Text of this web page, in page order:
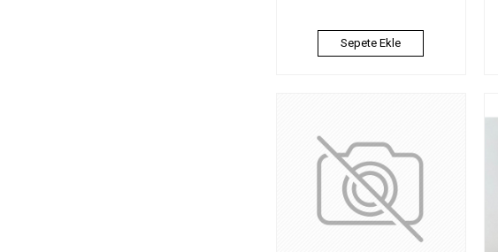
Sepete Ekle